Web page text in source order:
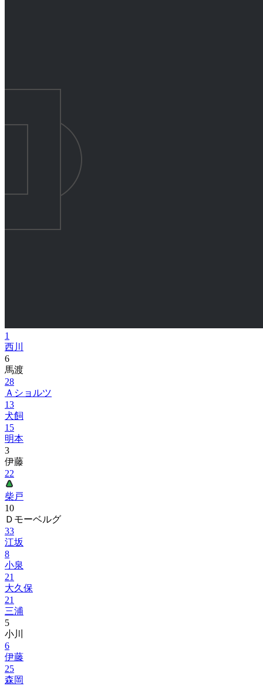
1
西川
6
馬渡
28
Ａショルツ
13
犬飼
15
明本
3
伊藤
22
柴戸
10
Ｄモーベルグ
33
江坂
8
小泉
21
大久保
21
三浦
5
小川
6
伊藤
25
森岡